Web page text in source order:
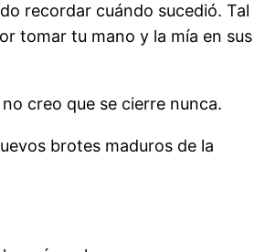
recordar cuándo sucedió. Tal
tomar tu mano y la mía en sus
creo que se cierre nunca.
brotes maduros de la